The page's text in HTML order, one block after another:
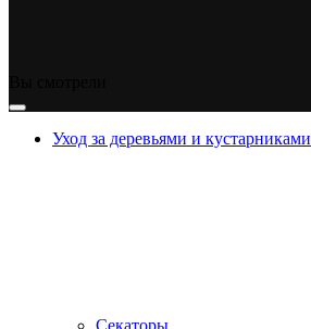
Уход за деревьями и кустарниками
Секаторы